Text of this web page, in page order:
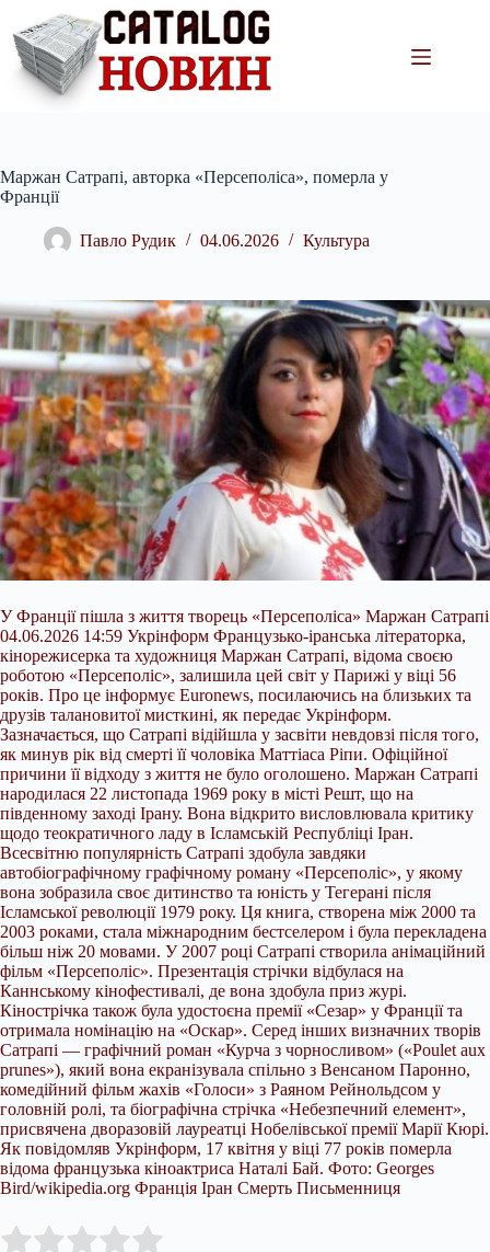
вмісту
Маржан Сатрапі, авторка «Персеполіса», померла у
Франції
Павло Рудик 04.06.2026 Культура
У Франції пішла з життя творець «Персеполіса» Маржан Сатрапі
04.06.2026 14:59 Укрінформ Французько-іранська літераторка,
кінорежисерка та художниця Маржан Сатрапі, відома своєю
роботою «Персеполіс», залишила цей світ у Парижі у віці 56
років. Про це інформує Euronews, посилаючись на близьких та
друзів талановитої мисткині, як передає Укрінформ.
Зазначається, що Сатрапі відійшла у засвіти невдовзі після того,
як минув рік від смерті її чоловіка Маттіаса Ріпи. Офіційної
причини її відходу з життя не було оголошено. Маржан Сатрапі
народилася 22 листопада 1969 року в місті Решт, що на
південному заході Ірану. Вона відкрито висловлювала критику
щодо теократичного ладу в Ісламській Республіці Іран.
Всесвітню популярність Сатрапі здобула завдяки
автобіографічному графічному роману «Персеполіс», у якому
вона зобразила своє дитинство та юність у Тегерані після
Ісламської революції 1979 року. Ця книга, створена між 2000 та
2003 роками, стала міжнародним бестселером і була перекладена
більш ніж 20 мовами. У 2007 році Сатрапі створила анімаційний
фільм «Персеполіс». Презентація стрічки відбулася на
Каннському кінофестивалі, де вона здобула приз журі.
Кінострічка також була удостоєна премії «Сезар» у Франції та
отримала номінацію на «Оскар». Серед інших визначних творів
Сатрапі — графічний роман «Курча з чорносливом» («Poulet aux
prunes»), який вона екранізувала спільно з Венсаном Паронно,
комедійний фільм жахів «Голоси» з Раяном Рейнольдсом у
головній ролі, та біографічна стрічка «Небезпечний елемент»,
присвячена дворазовій лауреатці Нобелівської премії Марії Кюрі.
Як повідомляв Укрінформ, 17 квітня у віці 77 років померла
відома французька кіноактриса Наталі Бай. Фото: Georges
Bird/wikipedia.org Франція Іран Смерть Письменниця
Rate this item: